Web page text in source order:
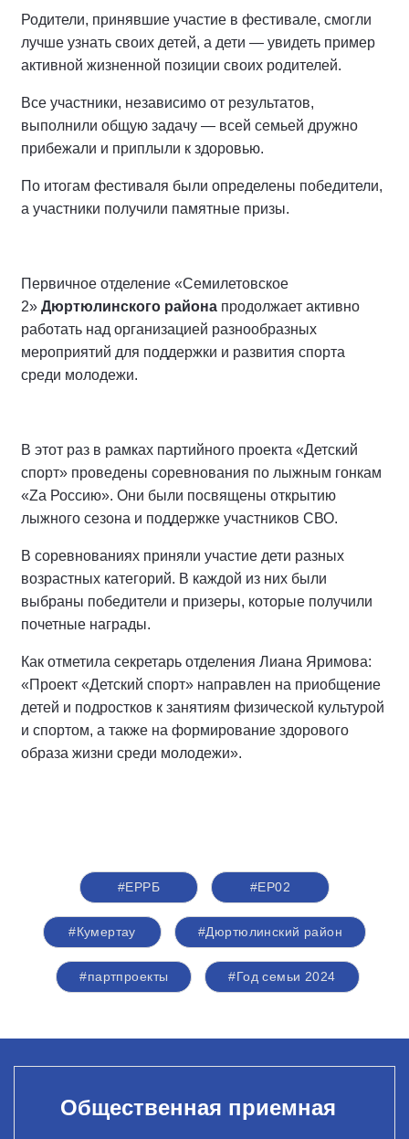
Родители, принявшие участие в фестивале, смогли
лучше узнать своих детей, а дети — увидеть пример
активной жизненной позиции своих родителей.
Все участники, независимо от результатов,
выполнили общую задачу — всей семьей дружно
прибежали и приплыли к здоровью.
По итогам фестиваля были определены победители,
а участники получили памятные призы.
Первичное отделение «Семилетовское
2» Дюртюлинского района продолжает активно
работать над организацией разнообразных
мероприятий для поддержки и развития спорта
среди молодежи.
В этот раз в рамках партийного проекта «Детский
спорт» проведены соревнования по лыжным гонкам
«Zа Россию». Они были посвящены открытию
лыжного сезона и поддержке участников СВО.
В соревнованиях приняли участие дети разных
возрастных категорий. В каждой из них были
выбраны победители и призеры, которые получили
почетные награды.
Как отметила секретарь отделения Лиана Яримова:
«Проект «Детский спорт» направлен на приобщение
детей и подростков к занятиям физической культурой
и спортом, а также на формирование здорового
образа жизни среди молодежи».
#ЕРРБ #ЕР02
#Кумертау #Дюртюлинский район
#партпроекты #Год семьи 2024
Общественная приемная